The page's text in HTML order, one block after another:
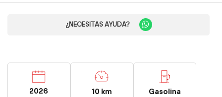
¿NECESITAS AYUDA?
2026 10 km Gasolina